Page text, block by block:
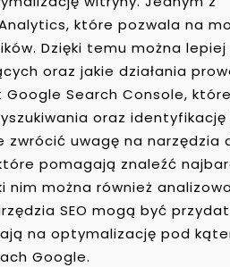
które pozwala na
Dzięki temu można
oraz jakie działania
Search Console,
oraz
uwagę na narzędzia
pomagają znaleźć
można również
SEO mogą być
na optymalizację pod
Google.